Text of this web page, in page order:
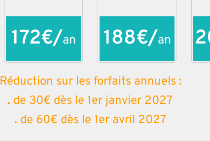
172€/an 188€/an
Réduction sur les forfaits annuels :
. de 30€ dès le 1er janvier 2027
. de 60€ dès le 1er avril 2027